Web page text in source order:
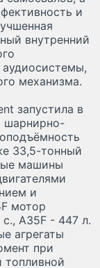
и
внутренний
механизма.
запустила в
шарнирно-
33,5-тонный
машины
и
мотор
A35F - 447 л.
агрегаты
при
топливной